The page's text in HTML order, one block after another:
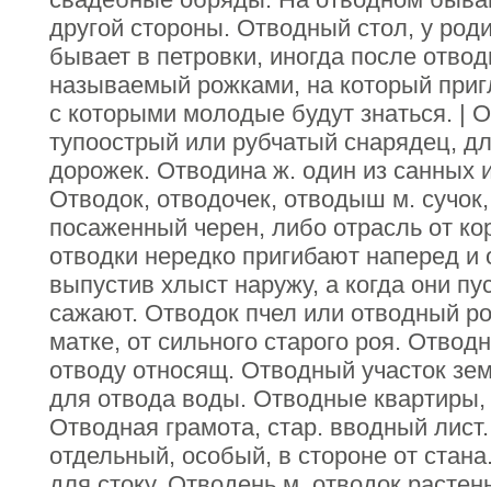
другой стороны. Отводный стол, у
бывает в петровки, иногда после
называемый рожками, на который
с которыми молодые будут знаться. |
тупоострый или рубчатый снарядец,
дорожек. Отводина ж. один из санных
Отводок, отводочек, отводыш м.
посаженный черен, либо отрасль от
отводки нередко пригибают наперед
выпустив хлыст наружу, а когда они
сажают. Отводок пчел или отводный
матке, от сильного старого роя.
отводу относящ. Отводный участок
для отвода воды. Отводные
Отводная грамота, стар. вводный
отдельный, особый, в стороне от